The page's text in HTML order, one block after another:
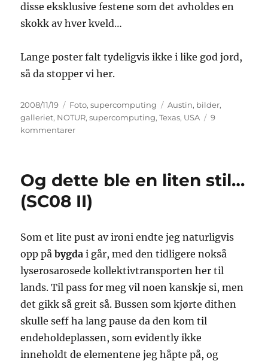
disse eksklusive festene som det avholdes en
skokk av hver kveld…
Lange poster falt tydeligvis ikke i like god jord,
så da stopper vi her.
Publisert
2008/11/19 Kategorier
Foto,supercomputing Stikkord
Austin, bilder,
galleriet, NOTUR,supercomputing,Texas, USA
9
kommentarertil
Og dette ble en liten stil…
(SC08 II)
Som et lite pust av ironi endte jeg naturligvis
opp påbygda i går, med den tidligere nokså
lyserosarosede kollektivtransporten her til
lands. Til pass for meg vil noen kanskje si, men
det gikk så greit så. Bussen som kjørte dithen
skulle seff ha lang pause da den kom til
endeholdeplassen, som evidently ikke
inneholdt de elementene jeg håpte på, og